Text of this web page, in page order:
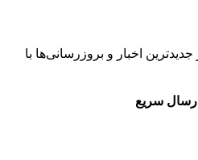
اخبار و بروزرسانی‌ها با
سریع